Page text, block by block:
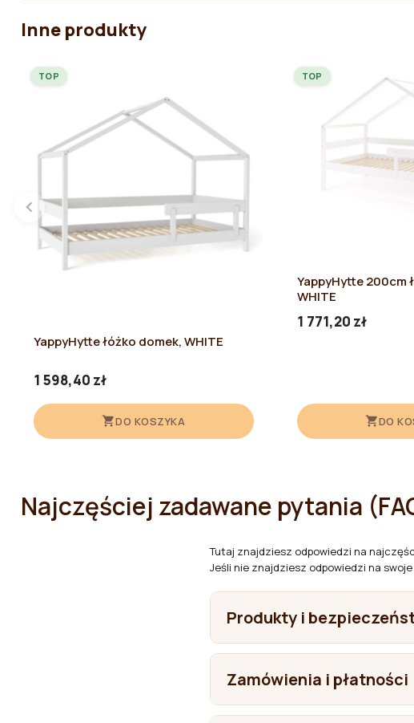
Inne produkty
YappyHytte łóżko domek, WHITE
1 598,40 zł
DO KOSZYKA
TOP
YappyHytte 200cm
WHITE
1 771,20 zł
DO
TOP
Najczęściej zadawane pytania
Tutaj znajdziesz odpowiedzi na
Jeśli nie znajdziesz odpowiedzi na
Produkty i
To zależy od konkretnego
Gdzie produkowane są
Zamówienia i płatności